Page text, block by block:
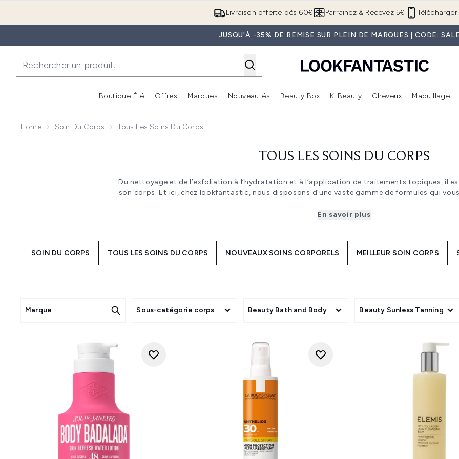
Passer au contenu principal
Livraison offerte dès 60€ Télécharger
Parrainez & Recevez 5€
JUSQU'À -35% DE REMISE SUR PLEIN DE MARQUES | CODE:
Boutique Été
Accédez au sous-menu (Boutique Été )
Offres
Accédez au sous-menu (Offres)
Marques
Accédez au sous-menu (Marques)
Nouveautés
Accédez au sous-menu (Nouveautés)
Beauty Box
Accédez au sous-menu (Beauty Box)
K-Beauty Cheveux Maquillage
Home Soin Du Corps Tous Les Soins Du Corps
TOUS LES SOINS DU CORPS
Du nettoyage et de l’exfoliation à l’hydratation et à l’application de traitements topiques, il
son corps. Et ici, chez lookfantastic, nous disposons d’une vaste gamme de formules qui
trouverez ce qu’il vous faut pour hydrater et apaiser votre corps. Notre collection comprend
des savons, des brumes hydratantes et des lotions pour le corps des meilleures marques de
Découvrez la gamme complète Garnier SkinActive
Les soins du corps sont une partie importante de votre routine de beauté. Votre peau a
devez donc consacrer autant de temps à vos soins pour le corps qu’à votre routine de soins
gel corporel pour l’acné, d’une lotion pour les peaux sèches ou d’un SPF50 pour une
Weleda pour lisser et nourrir votre peau. Nous recommandons de commencer par un
et n’oubliez jamais de vous protéger du soleil.
En savoir plus
SOIN DU CORPS TOUS LES SOINS DU CORPS NOUVEAUX SOINS CORPORELS MEILLEUR SOIN CORPS
Marque Sous-catégorie corps Beauty Bath and Body Beauty Sunless Tanning